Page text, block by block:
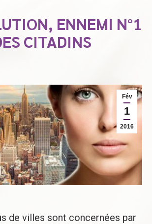
ENNEMI N°1
CITADINS
Fév
1
2016
de villes sont concernées par